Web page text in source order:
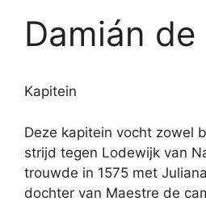
Damián
Kapitein
Deze kapitein vocht zowel
strijd tegen Lodewijk van
trouwde in 1575 met
dochter van Maestre de